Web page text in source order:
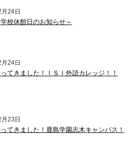
24日
校休館日のお知らせ～
24日
きました！ＩＳＩ外語カレッジ！！
23日
きました！鹿島学園志木キャンパス！